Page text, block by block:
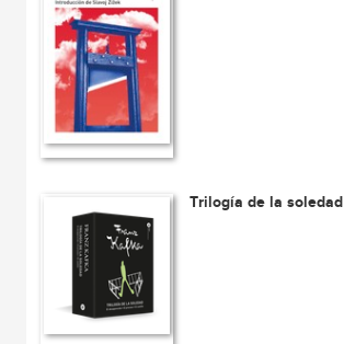
Trilogía de la soledad